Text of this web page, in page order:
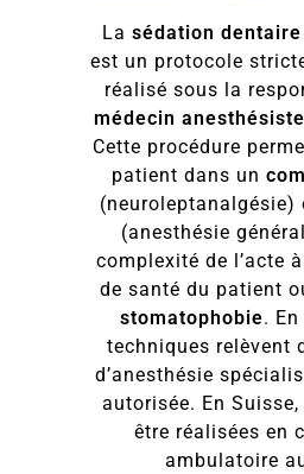
La sédation
est un protocole
réalisé sous la
médecin
Cette procédure
patient dans un
(neuroleptanalgésie)
(anesthésie
complexité de l’acte
de santé du patient
stomatophobie.
techniques relèvent
d’anesthésie
autorisée. En
être réalisées en
ambulatoire